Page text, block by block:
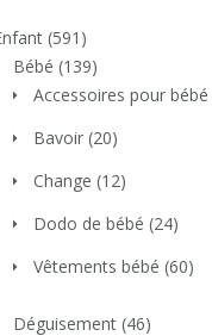
(591)
Bébé (139)
Accessoires pour bébé
Bavoir (20)
Change (12)
Dodo de bébé (24)
Vêtements bébé (60)
Déguisement (46)